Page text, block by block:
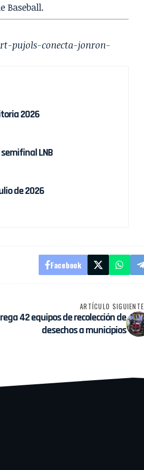
Baseball.
pujols-conecta-jonron-
2026
LNB
de 2026
Facebook
ARTÍCULO SIGUIENTE
42 equipos de recolección de
desechos a municipios